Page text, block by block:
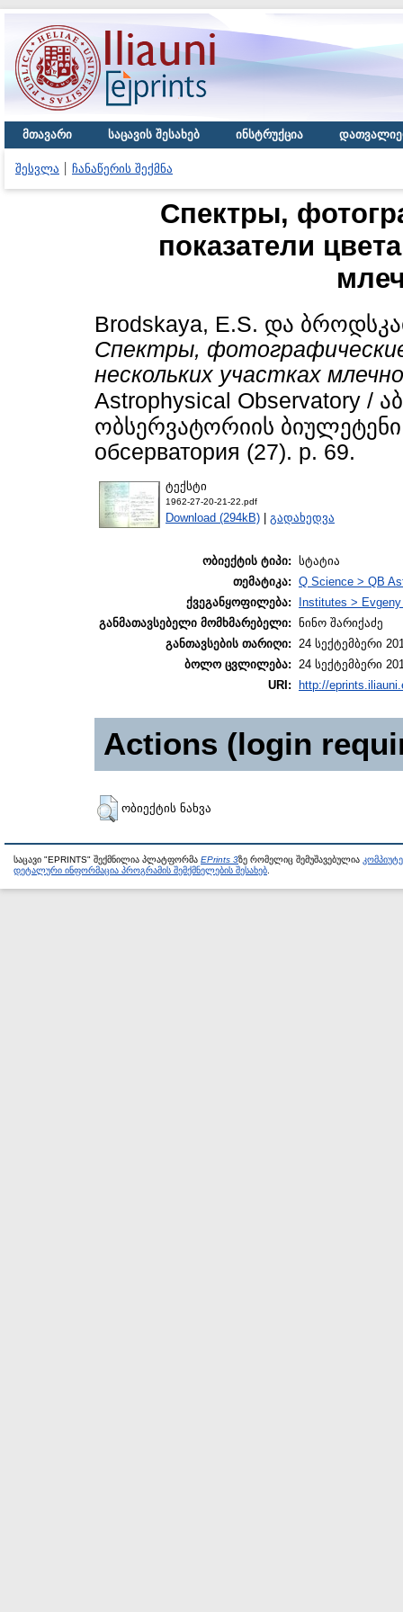
მთავარი საცავის შესახებ ინსტრუქცია
შესვლა ჩანაწერის შექმნა
Спектры,
показатели
Brodskaya, E.S. და
Спектры,
нескольких участках
Astrophysical Observatory /
ობსერვატორიის ბიულეტენი
обсерватория (27). р. 69.
ტექსტი
1962-27-20-21-22.pdf
Download (294kB) | გადახედვა
ობიექტის ტიპი: სტატია
თემატიკა: Q Science > QB
ქვეგანყოფილება:
Institutes >
განმათავსებელი მომხმარებელი: ნინო შარიქაძე
განთავსების თარიღი: 24 სექტემბერი
ბოლო ცვლილება: 24 სექტემბერი
URI:
http://
Actions (login
ობიექტის ნახვა
საცავი "EPRINTS" შექმნილია პლატფორმა EPrints 3ზე რომელიც შემუშავებულია
დეტალური ინფორმაცია პროგრამის შემქმნელების შესახებ.